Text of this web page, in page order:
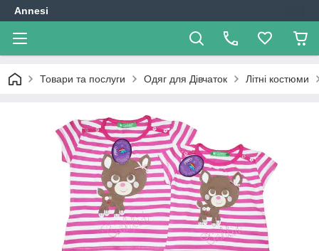
Annesi
Товари та послуги Одяг для Дівчаток Літні костюми